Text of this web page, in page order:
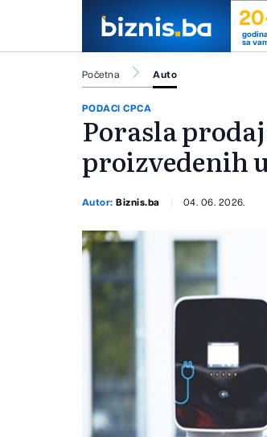
godina
sa
Početna Auto
PODACI CPCA
Porasla
proizvedenih
Autor:Biznis.ba 04. 06. 2026.